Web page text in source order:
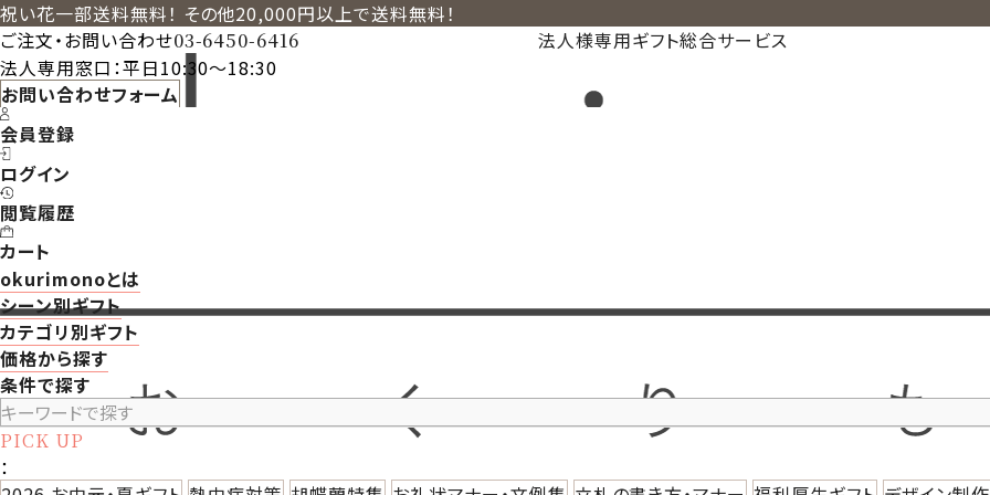
祝い花一部送料無料！ その他20,000円以上で送料無料！
法人様専用ギフト総合サービス
ご注文・お問い合わせ03-6450-6416
法人専用窓口：平日10:30～18:30
お問い合わせフォーム
会員登録
ログイン
閲覧履歴
カート
okurimonoとは
シーン別ギフト
カテゴリ別ギフト
価格から探す
条件で探す
PICK UP
：